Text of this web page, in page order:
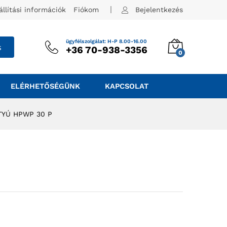
információk Fiókom Bejelentkezés
ügyfélszolgálat: H-P 8.00-16.00
+36 70-938-3356 0
ELÉRHETŐSÉGÜNK KAPCSOLAT
HPWP 30 P